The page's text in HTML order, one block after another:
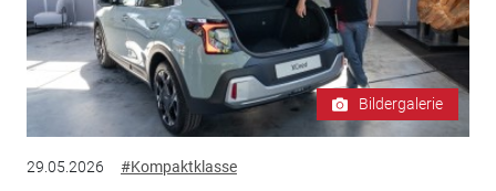
Bildergalerie
29.05.2026 #Kompaktklasse